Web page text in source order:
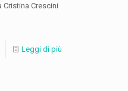
Crescini
Leggi di più